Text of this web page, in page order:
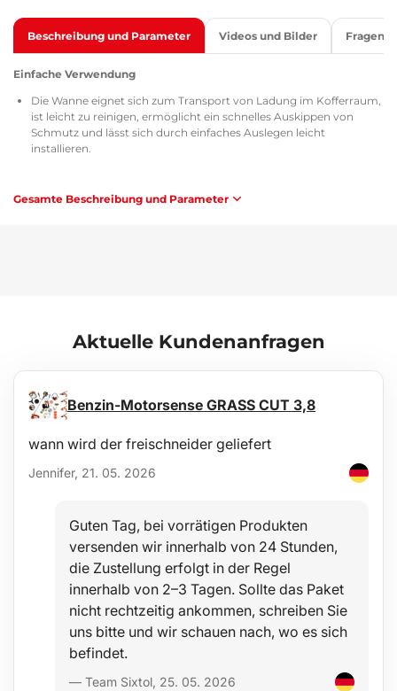
Beschreibung und Parameter Videos und Bilder Fragen
Einfache Verwendung
Die Wanne eignet sich zum Transport von Ladung im Kofferraum,
ist leicht zu reinigen, ermöglicht ein schnelles Auskippen von
Schmutz und lässt sich durch einfaches Auslegen leicht
installieren.
lauwarmem Wasser und nicht-aggressivem, nicht scheuerndem
Spülmittel o.Ä.). Die Reinigung kann problemlos außerhalb des
Stabilität
außerdem eine hohe Beständigkeit gegen Alterung durch UV-
Strahlung.
Sicherheit
Das hypoallergene Material erlaubt den uneingeschränkten
Einsatz in jedem Fahrzeug ohne gesundheitliche Risiken.
Gesamte Beschreibung und Parameter
Aktuelle Kundenanfragen
Benzin-Motorsense GRASS CUT 3,8
wann wird der freischneider geliefert
Jennifer, 21. 05. 2026
Guten Tag, bei vorrätigen Produkten
versenden wir innerhalb von 24 Stunden,
die Zustellung erfolgt in der Regel
innerhalb von 2–3 Tagen. Sollte das Paket
nicht rechtzeitig ankommen, schreiben Sie
uns bitte und wir schauen nach, wo es sich
befindet.
— Team Sixtol, 25. 05. 2026